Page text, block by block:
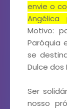
envie o
Angélica
Motivo:
Paróquia
se
Dulce dos
Ser
nosso